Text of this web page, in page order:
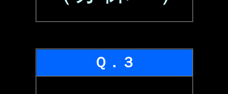
Ｑ．３